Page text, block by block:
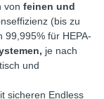
von feinen und
(bis zu
für HEPA-
je nach
und
sicheren Endless